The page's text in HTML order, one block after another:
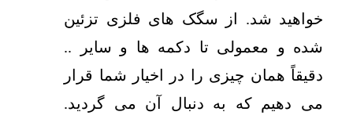
خواهید شد. از سگک های فلزی تزئین
شده و معمولی تا دکمه ها و سایر ..
دقیقاً همان چیزی را در اخیار شما قرار
می دهیم که به دنبال آن می گردید.